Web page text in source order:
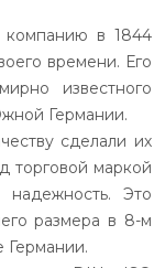
в 1844
времени. Его
известного
Германии.
сделали их
торговой маркой
надежность. Это
размера в 8-м
Германии.